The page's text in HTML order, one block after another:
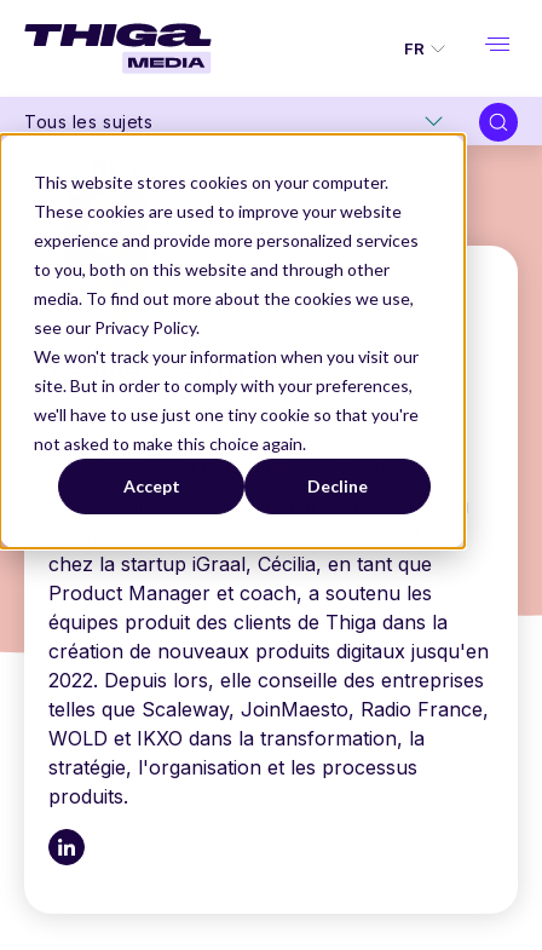
This website stores cookies on your computer.
These cookies are used to improve your website
experience and provide more personalized services
to you, both on this website and through other
media. To find out more about the cookies we use,
see our Privacy Policy.
We won't track your information when you visit our
site. But in order to comply with your preferences,
we'll have to use just one tiny cookie so that you're
not asked to make this choice again.
Accept Decline
FR
Tous les sujets
THIGA MEDIA NOS AUTEURS CÉCILIA OSSORO
Cécilia Ossoro
Consultante Transformation Organisation Produit
Après 3 ans au sein du département digital du
chez la startup iGraal, Cécilia, en tant que
Product Manager et coach, a soutenu les
équipes produit des clients de Thiga dans la
création de nouveaux produits digitaux jusqu'en
2022. Depuis lors, elle conseille des entreprises
telles que Scaleway, JoinMaesto, Radio France,
WOLD et IKXO dans la transformation, la
stratégie, l'organisation et les processus
produits.